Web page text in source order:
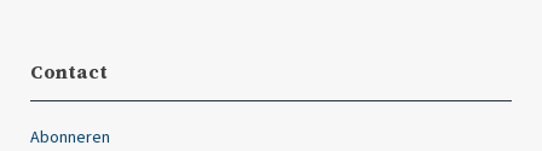
Contact
Abonneren